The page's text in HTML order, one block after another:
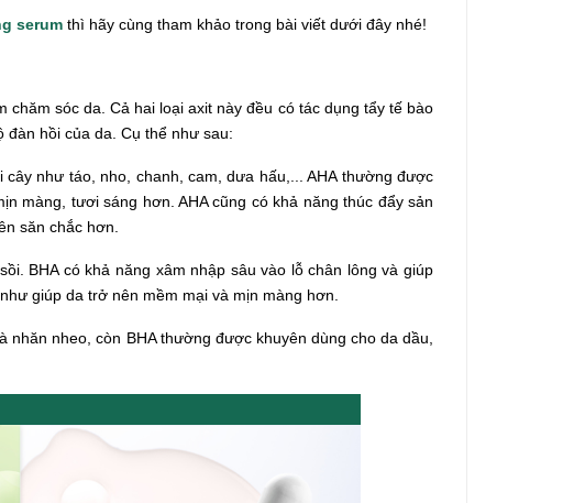
serumthì hãy cùng tham khảo trong bài viết dưới đây nhé!
sóc da. Cả hai loại axit này đều có tác dụng tẩy tế bào
đàn hồi của da. Cụ thể như sau:
như táo, nho, chanh, cam, dưa hấu,... AHA thường được
màng, tươi sáng hơn. AHA cũng có khả năng thúc đẩy sản
săn chắc hơn.
BHA có khả năng xâm nhập sâu vào lỗ chân lông và giúp
giúp da trở nên mềm mại và mịn màng hơn.
nheo, còn BHA thường được khuyên dùng cho da dầu,